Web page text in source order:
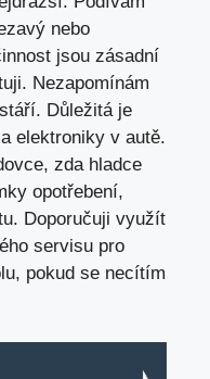
nebo
jsou zásadní
Nezapomínám
Důležitá je
elektroniky v autě.
zda hladce
opotřebení,
Doporučuji využít
servisu pro
pokud se necítím